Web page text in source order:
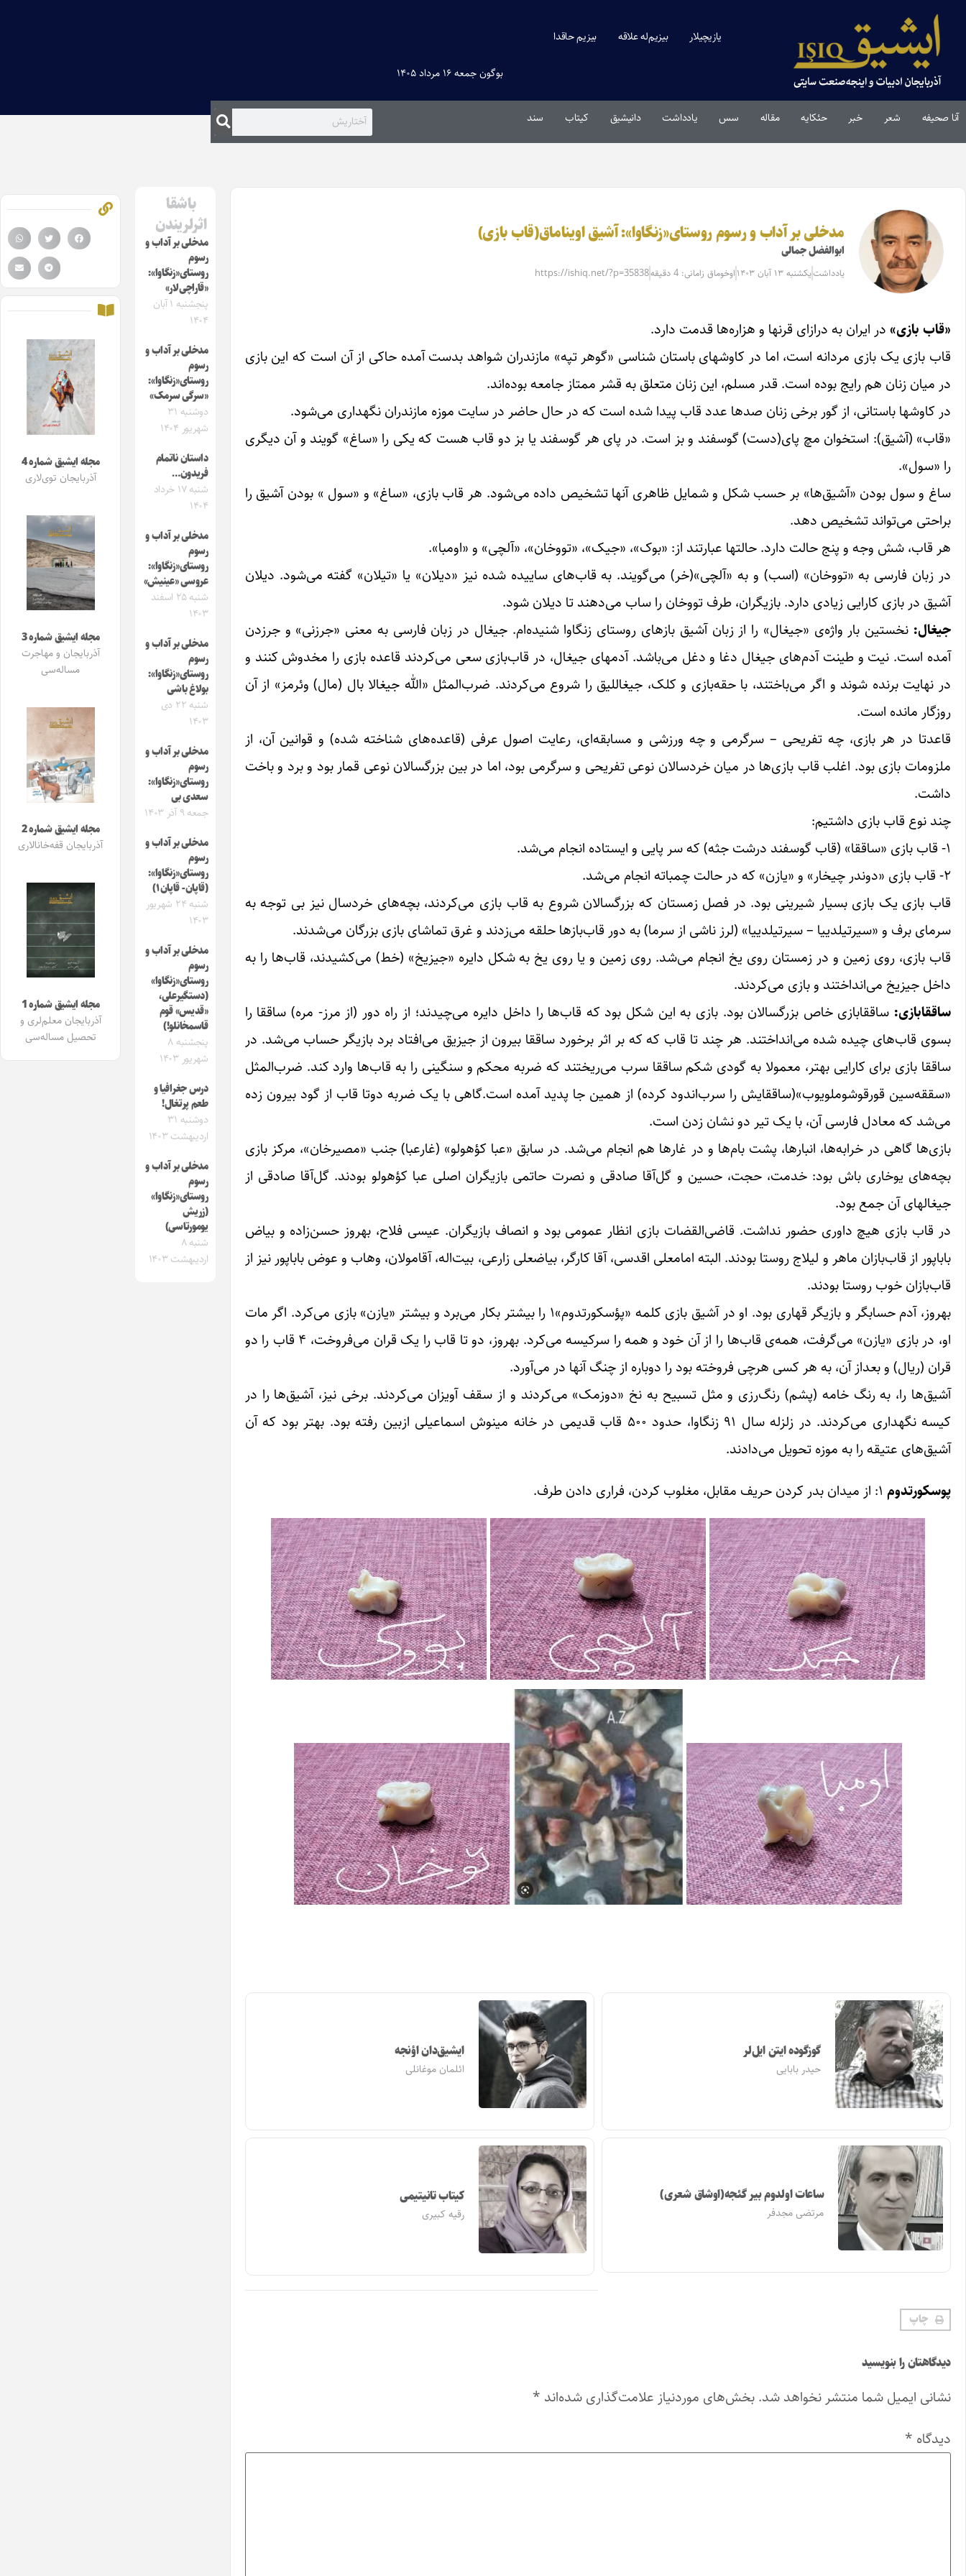
یازیچیلار بیزیم‌له علاقه بیزیم حاقدا
بوگون جمعه ۱۶ مرداد ۱۴۰۵
آنا صحیفه شعر خبر حئکایه مقاله‌ سس یادداشت دانیشیق کیتاب سند
مدخلی بر آداب و رسوم روستای«زنگاوا»: آشیق اویناماق(قاب بازی)
ابوالفضل جمالی
یادداشتیکشنبه ۱۳ آبان ۱۴۰۳ اوخوماق زامانی: 4 دقیقه https://ishiq.net/?p=35838
«قاب بازی» در ایران به درازای قرنها و هزاره‌ها قدمت دارد.
قاب بازی یک بازی مردانه است، اما در کاوشهای باستان شناسی «گوهر تپه» مازندران شواهد بدست آمده حاکی از آن است که این بازی
در میان زنان هم رایج بوده است. قدر مسلم، این زنان متعلق به قشر ممتاز جامعه بوده‌اند.
در کاوشها باستانی، از گور برخی زنان صدها عدد قاب پیدا شده است که در حال حاضر در سایت موزه مازندران نگهداری می‌شود.
«قاب» (آشیق): استخوان مچ پای(دست) گوسفند و بز است. در پای هر گوسفند یا بز دو قاب هست که یکی را «ساغ» گویند و آن دیگری
را «سول».
ساغ و سول بودن «آشیق‌ها» بر حسب شکل و شمایل ظاهری آنها تشخیص داده می‌شود. هر قاب بازی، «ساغ» و «سول » بودن آشیق را
براحتی می‌تواند تشخیص دهد.
هر قاب، شش وجه و پنج حالت دارد. حالتها عبارتند از: «بوک»، «جیک»، «تووخان»، «آلچی» و «اومبا».
در زبان فارسی به «تووخان» (اسب) و به «آلچی»(خر) می‌گویند. به قاب‌های ساییده شده نیز «دیلان» یا «تیلان» گفته می‌شود. دیلان
آشیق در بازی کارایی زیادی دارد. بازیگران، طرف تووخان را ساب می‌دهند تا دیلان شود.
جیغال: نخستین بار واژه‌ی «جیغال» را از زبان آشیق بازهای روستای زنگاوا شنیده‌ام. جیغال در زبان فارسی به معنی «جرزنی» و‌ جرزدن
آمده است. نیت و طینت آدم‌های جیغال دغا و دغل می‌باشد. آدمهای جیغال، در قاب‌بازی سعی می‌کردند قاعده بازی را مخدوش کنند و
در نهایت برنده شوند و اگر می‌باختند، با حقه‌بازی و کلک، جیغاللیق را شروع می‌کردند. ضرب‌المثل «الله جیغالا بال (مال) وئرمز» از آن
روزگار مانده است.
قاعدتا در هر بازی، چه تفریحی – سرگرمی و چه ورزشی و مسابقه‌ای، رعایت اصول عرفی (قاعده‌های شناخته شده) و قوانین آن، از
ملزومات بازی بود. اغلب قاب بازی‌ها در میان خردسالان نوعی تفریحی و سرگرمی بود، اما در بین بزرگسالان نوعی قمار بود و برد و باخت
داشت.
چند نوع قاب بازی داشتیم:
۱- قاب بازی «ساققا» (قاب گوسفند درشت جثه) که سر پایی و ایستاده انجام می‌شد.
۲- قاب بازی «دوندر چیخار» و «یازن» که در حالت چمباته انجام می‌شد.
قاب بازی یک بازی بسیار شیرینی بود. در فصل زمستان که بزرگسالان شروع به قاب بازی می‌کردند‌، بچه‌های خردسال نیز بی توجه به
سرمای برف و «سیرتیلدییا – سیرتیلدییا» (لرز ناشی از سرما) به دور قاب‌بازها حلقه می‌زدند و غرق تماشای بازی بزرگان می‌شدند.
قاب بازی، روی زمین و در زمستان روی یخ انجام می‌شد. روی زمین و یا روی یخ به شکل دایره «جیزیخ» (خط) می‌کشیدند، قاب‌ها را به
داخل جیزیخ می‌انداختند و بازی می‌کردند.
ساققا‌بازی: ساققا‌بازی خاص بزرگسالان بود. بازی به این شکل بود که قاب‌ها را داخل دایره می‌چیدند؛ از راه دور (از مرز- مره) ساققا را
بسوی قاب‌های چیده شده می‌انداختند. هر چند تا قاب که که بر اثر برخورد ساققا بیرون از جیزیق می‌افتاد برد بازیگر حساب می‌شد. در
ساققا بازی برای کارایی بهتر، معمولا به گودی شکم ساققا سرب می‌ریختند که ضربه محکم و سنگینی را به قاب‌ها وارد کند. ضرب‌المثل
«سققه‌سین قورقوشوملویوب»(ساققایش را سرب‌اندود کرده) از همین جا پدید آمده است.گاهی با یک ضربه دوتا قاب از گود بیرون زده
می‌شد که معادل فارسی آن، با یک تیر دو نشان زدن است.
بازی‌ها گاهی در خرابه‌ها، انبارها، پشت بام‌ها و در غارها هم انجام می‌شد. در سابق «عبا کؤهولو» (غارعبا) جنب «مصیرخان»، مرکز بازی
بچه‌های یوخاری باش بود: خدمت، حجت، حسین و گل‌آقا صادقی و نصرت حاتمی بازیگران اصلی عبا کؤهولو بودند. گل‌آقا صادقی از
جیغالهای آن جمع ‌بود.
در قاب بازی هیچ داوری حضور نداشت. قاضی‌القضات بازی انظار عمومی بود و ‌انصاف بازیگران. عیسی فلاح، بهروز حسن‌زاده و بیاض
باباپور از قاب‌بازان ماهر و لیلاج روستا بودند. البته امامعلی اقدسی، آقا کارگر، بیاضعلی زارعی، بیت‌اله، آقامولان، وهاب و عوض باباپور نیز از
قاب‌بازان خوب روستا بودند.
بهروز، آدم حسابگر و بازیگر قهاری بود. او در آشیق بازی کلمه «پؤسکورتدوم‌»۱ را بیشتر بکار می‌برد و بیشتر «یازن» بازی می‌کرد. اگر مات
او، در بازی «یازن» می‌گرفت، همه‌ی قاب‌ها را از آن خود و همه را سرکیسه می‌کرد. بهروز، دو تا قاب را یک قران می‌فروخت، ۴ قاب را دو
قران‌ (ریال) و بعداز آن، به هر کسی هرچی فروخته بود را دوباره از چنگ آنها در می‌آورد.
آشیق‌ها را، به رنگ خامه (پشم‌) رنگ‌رزی و مثل تسبیح به نخ «دوزمک» می‌کردند و از سقف آویزان می‌کردند. برخی نیز، آشیق‌ها را در
کیسه نگهداری می‌کردند. در زلزله سال ۹۱ زنگاوا، حدود ۵۰۰ قاب قدیمی در خانه مینوش اسماعیلی ازبین رفته بود. بهتر بود که آن
آشیق‌های عتیقه را به موزه تحویل می‌دادند.
پوسکورتدوم
گوزگوده ایتن ایل‌لر
حیدر بابایی
ایشیق‌دان اؤنجه
ائلمان موغانلی
ساعات اولدوم بیر گئجه(اوشاق شعری)
مرتضی مجدفر
کیتاب تانیتیمی
رقیه کبیری
چاپ
دیدگاهتان را بنویسید
نشانی ایمیل شما منتشر نخواهد شد. بخش‌های موردنیاز علامت‌گذاری شده‌اند *
دیدگاه *
باشقا
اثرلریندن
مدخلی بر آداب و
رسوم
روستای«زنگاوا»:
«قاراچی‌لار»
پنجشنبه ۱ آبان
۱۴۰۴
مدخلی بر آداب و
رسوم
روستای«زنگاوا»:
«سرگی سرمک»
دوشنبه ۳۱
شهریور ۱۴۰۴
داستان ناتمام
فریدون…
شنبه ۱۷ خرداد
۱۴۰۴
مدخلی بر آداب و
رسوم
روستای«زنگاوا»:
عروسی «عینیش»
شنبه ۲۵ اسفند
۱۴۰۳
مدخلی بر آداب و
رسوم
روستای«زنگاوا»:
بولاغ باشی
شنبه ۲۲ دی
۱۴۰۳
مدخلی بر آداب و
رسوم
روستای«زنگاوا»:
سعدی بی
جمعه ۹ آذر ۱۴۰۳
مدخلی بر آداب و
رسوم
روستای«زنگاوا»:
(قاپان- قاپان۱)
شنبه ۲۴ شهریور
۱۴۰۳
مدخلی بر آداب و
رسوم
روستای«زنگاوا»
(دستگیرعلی،
«قدیس» قوم
قاسمخانلو!)
پنجشنبه ۸
شهریور ۱۴۰۳
درس جغرافیا و‌
طعم پرتغال!
دوشنبه ۳۱
اردیبهشت ۱۴۰۳
مدخلی بر آداب و
رسوم
روستای«زنگاوا»
(زریش
یومورتاسی)
شنبه ۸
اردیبهشت ۱۴۰۳
مجله ایشیق شماره 4
آذربایجان توی‌لاری
مجله ایشیق شماره 3
آذربایجان و مهاجرت
مساله‌سی
مجله ایشیق شماره 2
آذربایجان قفه‌خانالاری
مجله ایشیق شماره 1
آذربایجان معلم‌لری و
تحصیل مساله‌سی